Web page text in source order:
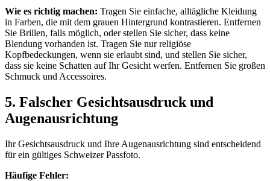
Wie es richtig machen: Tragen Sie einfache, alltägliche Kleidung
in Farben, die mit dem grauen Hintergrund kontrastieren. Entfernen
Sie Brillen, falls möglich, oder stellen Sie sicher, dass keine
Blendung vorhanden ist. Tragen Sie nur religiöse
Kopfbedeckungen, wenn sie erlaubt sind, und stellen Sie sicher,
dass sie keine Schatten auf Ihr Gesicht werfen. Entfernen Sie großen
Schmuck und Accessoires.
5. Falscher Gesichtsausdruck und
Augenausrichtung
Ihr Gesichtsausdruck und Ihre Augenausrichtung sind entscheidend
für ein gültiges Schweizer Passfoto.
Häufige Fehler: